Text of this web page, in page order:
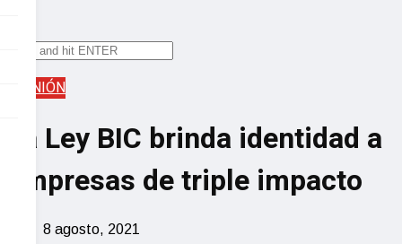
OPINIÓN
La Ley BIC brinda identidad a
empresas de triple impacto
8 agosto, 2021